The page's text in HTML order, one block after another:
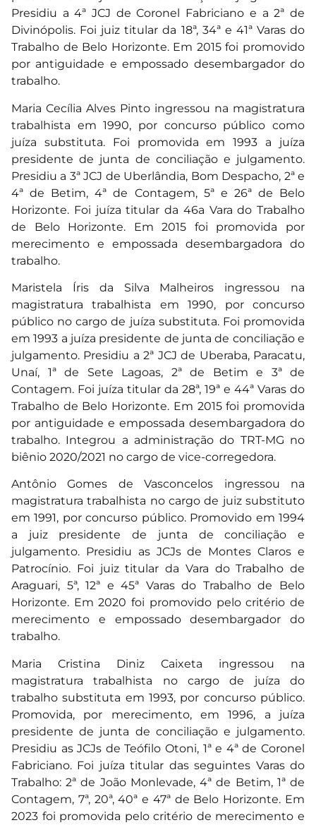
Presidiu a 4ª JCJ de Coronel Fabriciano e a 2ª de
Divinópolis. Foi juiz titular da 18ª, 34ª e 41ª Varas do
Trabalho de Belo Horizonte. Em 2015 foi promovido
por antiguidade e empossado desembargador do
trabalho.
Maria Cecília Alves Pinto ingressou na magistratura
trabalhista em 1990, por concurso público como
juíza substituta. Foi promovida em 1993 a juíza
presidente de junta de conciliação e julgamento.
Presidiu a 3ª JCJ de Uberlândia, Bom Despacho, 2ª e
4ª de Betim, 4ª de Contagem, 5ª e 26ª de Belo
Horizonte. Foi juíza titular da 46a Vara do Trabalho
de Belo Horizonte. Em 2015 foi promovida por
merecimento e empossada desembargadora do
trabalho.
Maristela Íris da Silva Malheiros ingressou na
magistratura trabalhista em 1990, por concurso
público no cargo de juíza substituta. Foi promovida
em 1993 a juíza presidente de junta de conciliação e
julgamento. Presidiu a 2ª JCJ de Uberaba, Paracatu,
Unaí, 1ª de Sete Lagoas, 2ª de Betim e 3ª de
Contagem. Foi juíza titular da 28ª, 19ª e 44ª Varas do
Trabalho de Belo Horizonte. Em 2015 foi promovida
por antiguidade e empossada desembargadora do
trabalho. Integrou a administração do TRT-MG no
biênio 2020/2021 no cargo de vice-corregedora.
Antônio Gomes de Vasconcelos ingressou na
magistratura trabalhista no cargo de juiz substituto
em 1991, por concurso público. Promovido em 1994
a juiz presidente de junta de conciliação e
julgamento. Presidiu as JCJs de Montes Claros e
Patrocínio. Foi juiz titular da Vara do Trabalho de
Araguari, 5ª, 12ª e 45ª Varas do Trabalho de Belo
Horizonte. Em 2020 foi promovido pelo critério de
merecimento e empossado desembargador do
trabalho.
Maria Cristina Diniz Caixeta ingressou na
magistratura trabalhista no cargo de juíza do
trabalho substituta em 1993, por concurso público.
Promovida, por merecimento, em 1996, a juíza
presidente de junta de conciliação e julgamento.
Presidiu as JCJs de Teófilo Otoni, 1ª e 4ª de Coronel
Fabriciano. Foi juíza titular das seguintes Varas do
Trabalho: 2ª de João Monlevade, 4ª de Betim, 1ª de
Contagem, 7ª, 20ª, 40ª e 47ª de Belo Horizonte. Em
2023 foi promovida pelo critério de merecimento e